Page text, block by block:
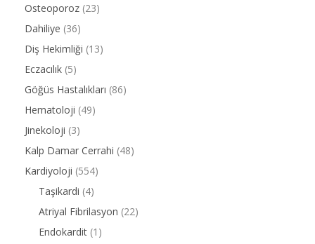
Osteoporoz (23)
Dahiliye (36)
Diş Hekimliği (13)
Eczacılık (5)
Göğüs Hastalıkları (86)
Hematoloji (49)
Jinekoloji (3)
Kalp Damar Cerrahi (48)
Kardiyoloji (554)
Taşikardi (4)
Atriyal Fibrilasyon (22)
Endokardit (1)